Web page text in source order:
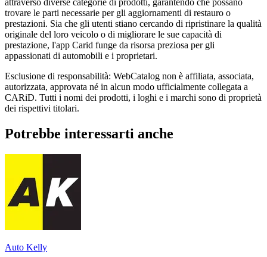
trovare le parti necessarie per gli aggiornamenti di restauro o
prestazioni. Sia che gli utenti stiano cercando di ripristinare la qualità
originale del loro veicolo o di migliorare le sue capacità di
prestazione, l'app Carid funge da risorsa preziosa per gli
appassionati di automobili e i proprietari.
Esclusione di responsabilità: WebCatalog non è affiliata, associata,
autorizzata, approvata né in alcun modo ufficialmente collegata a
CARiD. Tutti i nomi dei prodotti, i loghi e i marchi sono di proprietà
dei rispettivi titolari.
Potrebbe interessarti anche
Auto Kelly